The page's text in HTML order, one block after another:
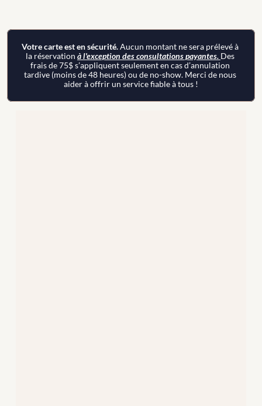
Votre carte est en sécurité. Aucun montant ne sera prélevé à
la réservation à l'exception des consultations payantes. Des
frais de 75$ s’appliquent seulement en cas d’annulation
tardive (moins de 48 heures) ou de no-show. Merci de nous
aider à offrir un service fiable à tous !